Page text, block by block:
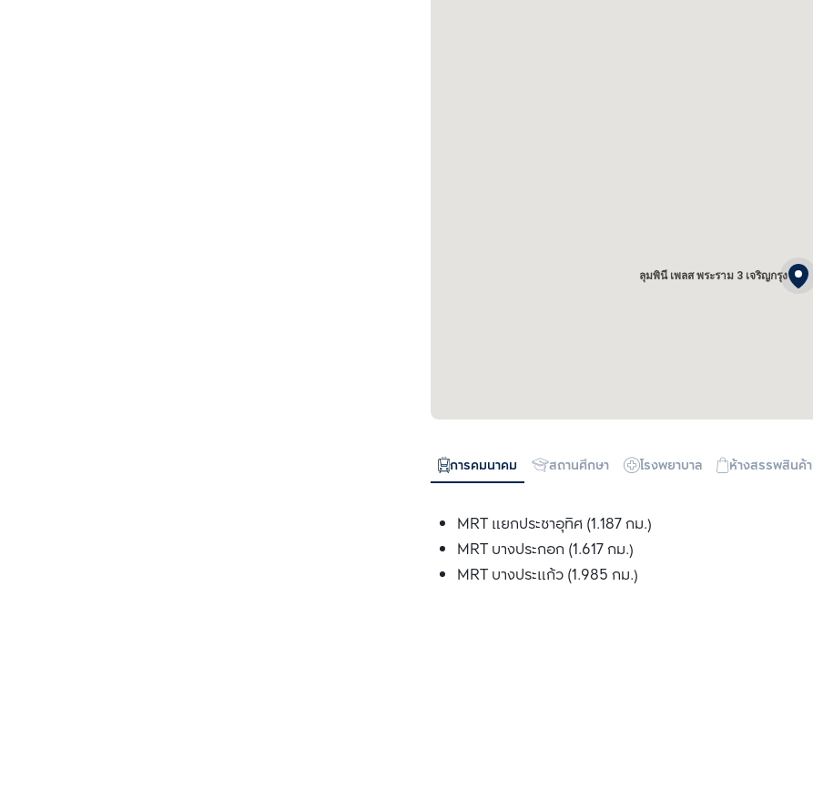
ลุมพินี เพลส พระราม 3 เจริญกรุง
การคมนาคม สถานศึกษา โรงพยาบาล ห้างสรรพสินค้า
MRT แยกประชาอุทิศ (1.187 กม.)
MRT บางประกอก (1.617 กม.)
MRT บางประแก้ว (1.985 กม.)